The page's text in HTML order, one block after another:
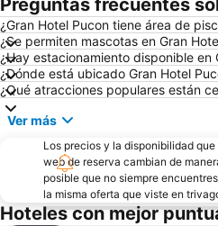
Preguntas frecuentes
¿Gran Hotel Pucon tiene área de
¿Se permiten mascotas en Gran
¿Hay estacionamiento disponible en
¿Dónde está ubicado Gran Hotel
¿Qué atracciones populares están
Ver más
Los precios y la disponibilidad
web de reserva cambian de
posible que no siempre
la misma oferta que viste en
Hoteles con mejor